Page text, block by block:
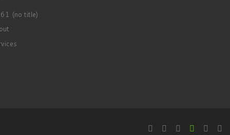
(no title)